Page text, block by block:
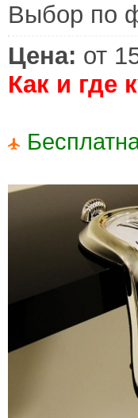
Выбор по
Цена: от
Как и где